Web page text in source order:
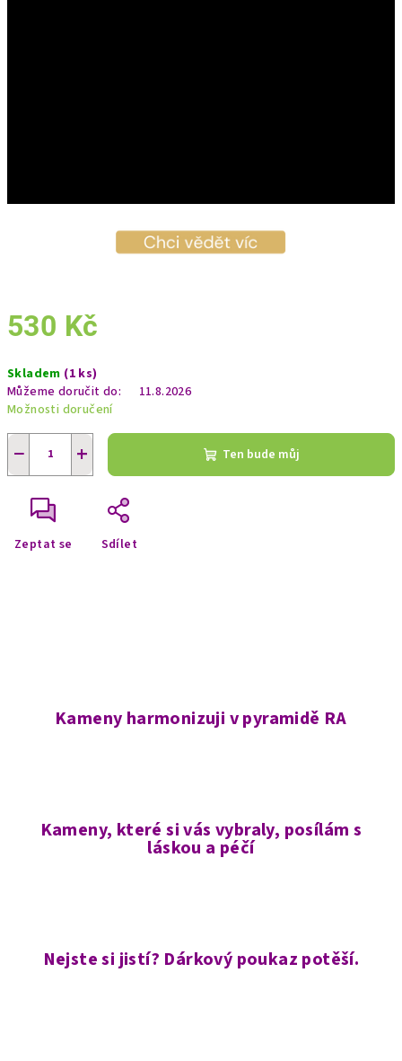
530 Kč
cena:
Skladem (1 ks)
Můžeme doručit do:
11.8.2026
Možnosti doručení
+
− Ten bude můj
Zeptat se Sdílet
Kameny harmonizuji v pyramidě RA
Kameny, které si vás vybraly, posílám s
láskou a péčí
Nejste si jistí? Dárkový poukaz potěší.